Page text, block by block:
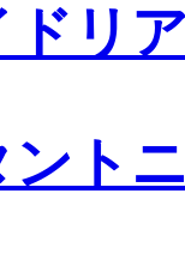
ドリ
ント